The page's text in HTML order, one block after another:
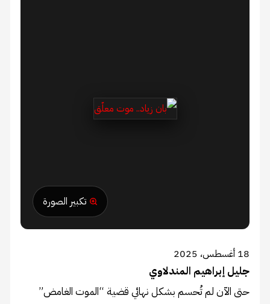
تكبير الصورة
18 أغسطس، 2025
جليل إبراهيم المندلاوي
حتى الآن لم تُحسم بشكل نهائي قضية “الموت الغامض”